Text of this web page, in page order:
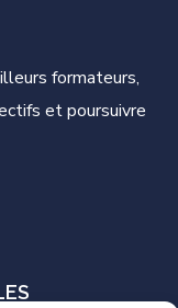
formateurs,
et poursuivre